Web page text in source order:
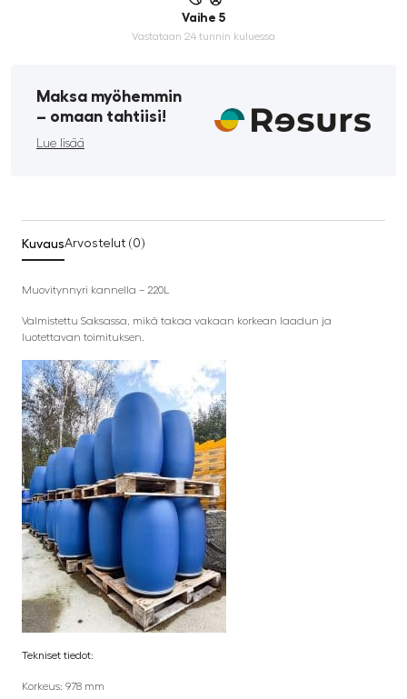
Vaihe 5
Vastataan 24 tunnin kuluessa
Maksa myöhemmin
­– omaan tahtiisi!
Lue lisää
KuvausArvostelut (0)
Muovitynnyri kannella – 220L
Valmistettu Saksassa, mikä takaa vakaan korkean laadun ja
luotettavan toimituksen.
Tekniset tiedot:
Korkeus: 978 mm